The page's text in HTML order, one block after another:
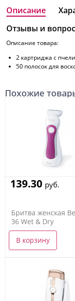
Описание
Отзывы и
Описание товара:
2 картриджа с
50 полосок для
Похожие
139.30 руб.
Бритва женская
36 Wet & Dry
В корзину